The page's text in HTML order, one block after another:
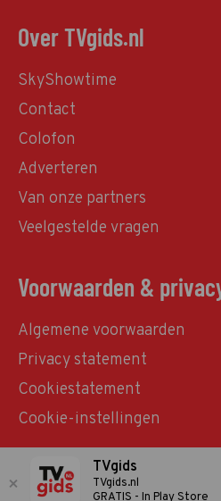
Over TVgids.nl
SkyShowtime
Contact
Colofon
Adverteren
Van onze partners
Veelgestelde vragen
Voorwaarden &
Algemene voorwaarden
Privacy statement
Cookiestatement
Cookie-instellingen
© TVgids.nl 2026 - All rights
TVgids
TVgids.nl
GRATIS - In Play Store